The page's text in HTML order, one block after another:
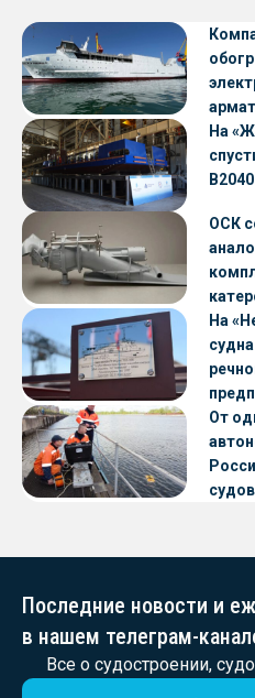
На
В2040
ОСК
На
От
Последние новости и
в нашем телеграм-
Все о судостроении,